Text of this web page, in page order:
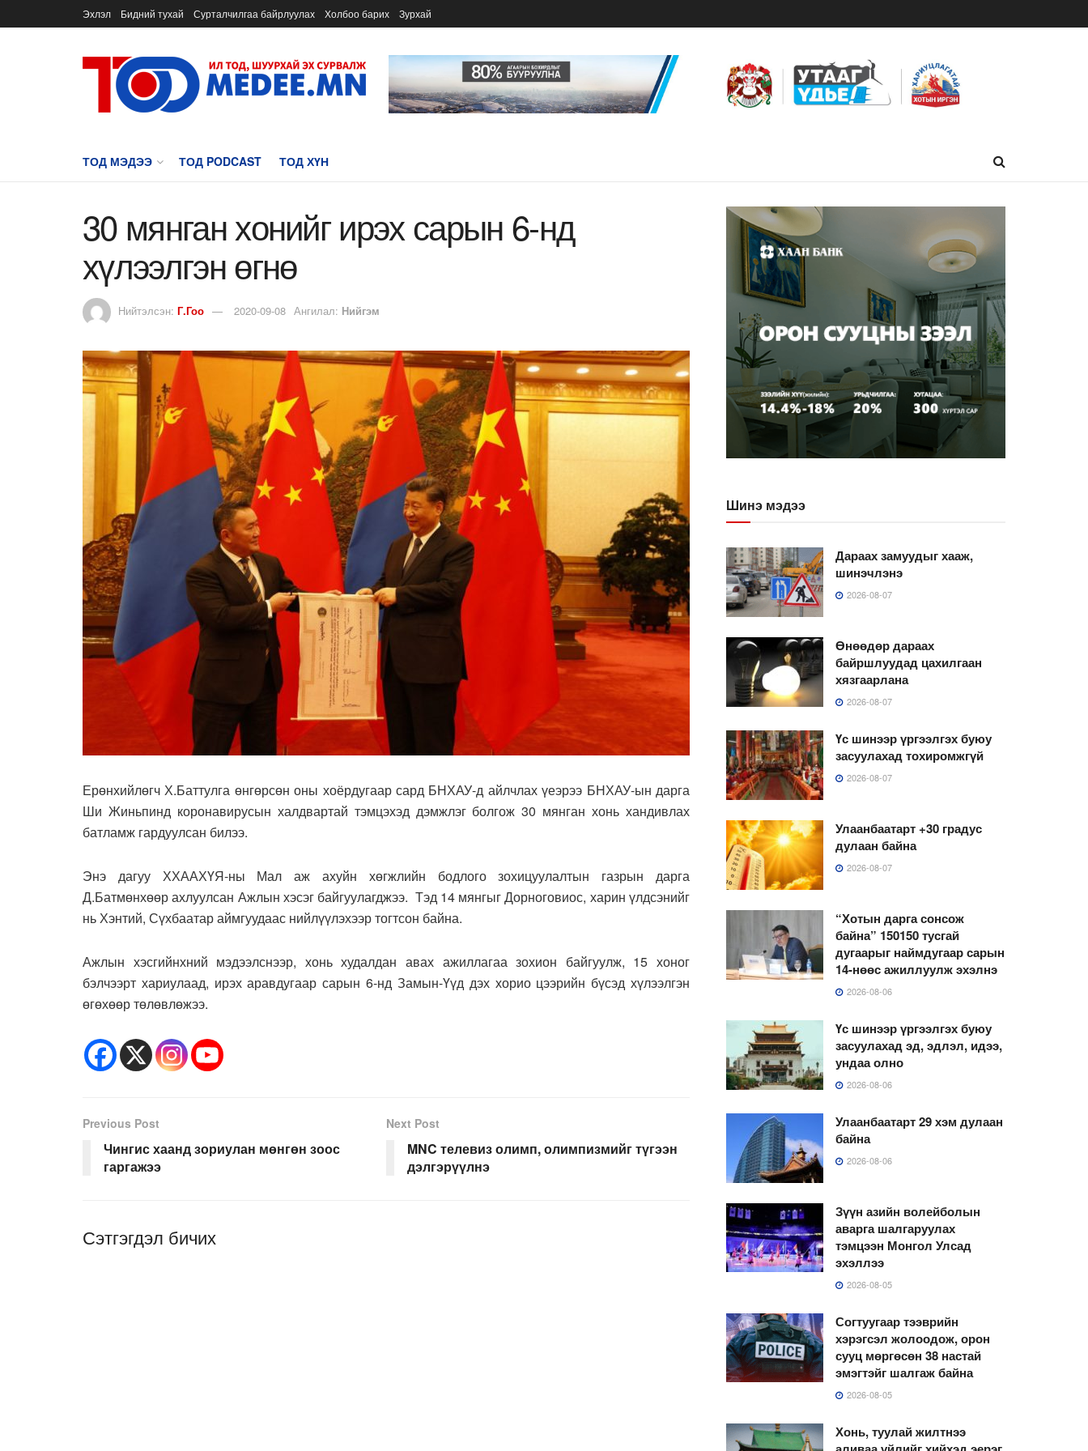
Эхлэл Бидний тухай Сурталчилгаа байрлуулах Холбоо барих Зурхай
ТОД МЭДЭЭ ТОД PODCAST ТОД ХҮН
30 мянган хонийг ирэх сарын 6-нд
хүлээлгэн өгнө
Нийтэлсэн: Г.Гоо 2020-09-08 Ангилал: Нийгэм
Ерөнхийлөгч Х.Баттулга өнгөрсөн оны хоёрдугаар сард БНХАУ-д айлчлах үеэрээ БНХАУ-ын дарга
Ши Жиньпинд коронавирусын халдвартай тэмцэхэд дэмжлэг болгож 30 мянган хонь хандивлах
батламж гардуулсан билээ.
Энэ дагуу ХХААХҮЯ-ны Мал аж ахуйн хөгжлийн бодлого зохицуулалтын газрын дарга
Д.Батмөнхөөр ахлуулсан Ажлын хэсэг байгуулагджээ. Тэд 14 мянгыг Дорноговиос, харин үлдсэнийг
нь Хэнтий, Сүхбаатар аймгуудаас нийлүүлэхээр тогтсон байна.
Ажлын хэсгийнхний мэдээлснээр, хонь худалдан авах ажиллагаа зохион байгуулж, 15 хоног
бэлчээрт хариулаад, ирэх аравдугаар сарын 6-нд Замын-Үүд дэх хорио цээрийн бүсэд хүлээлгэн
өгөхөөр төлөвлөжээ.
Previous Post
Чингис хаанд зориулан мөнгөн зоос
гаргажээ
Next Post
MNC телевиз олимп, олимпизмийг түгээн
дэлгэрүүлнэ
Сэтгэгдэл бичих
Шинэ мэдээ
Дараах замуудыг хааж,
шинэчлэнэ
2026-08-07
Өнөөдөр дараах
байршлуудад цахилгаан
хязгаарлана
2026-08-07
Үс шинээр үргээлгэх буюу
засуулахад тохиромжгүй
2026-08-07
Улаанбаатарт +30 градус
дулаан байна
2026-08-07
“Хотын дарга сонсож
байна” 150150 тусгай
дугаарыг наймдугаар сарын
14-нөөс ажиллуулж эхэлнэ
2026-08-06
Үс шинээр үргээлгэх буюу
засуулахад эд, эдлэл, идээ,
ундаа олно
2026-08-06
Улаанбаатарт 29 хэм дулаан
байна
2026-08-06
Зүүн азийн волейболын
аварга шалгаруулах
тэмцээн Монгол Улсад
эхэллээ
2026-08-05
Согтуугаар тээврийн
хэрэгсэл жолоодож, орон
сууц мөргөсөн 38 настай
эмэгтэйг шалгаж байна
2026-08-05
Хонь, туулай жилтнээ